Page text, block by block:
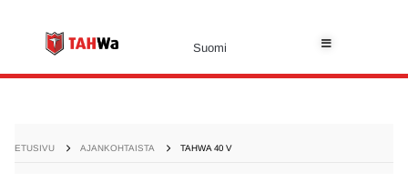
Suomi
ETUSIVU AJANKOHTAISTA TAHWA 40 V